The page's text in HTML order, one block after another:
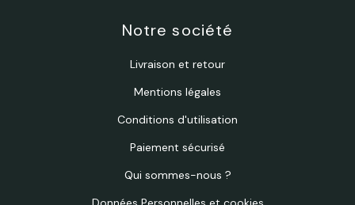
Notre société
Livraison et retour
Mentions légales
Conditions d'utilisation
Paiement sécurisé
Qui sommes-nous ?